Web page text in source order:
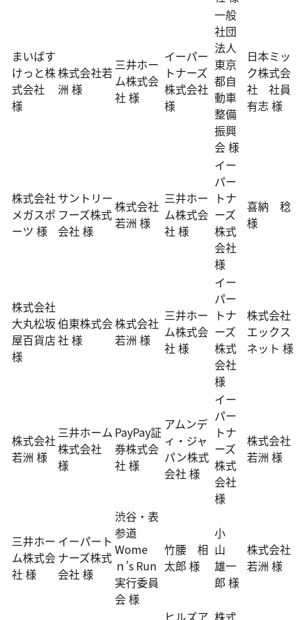
まいばす
けっと株
式会社
様
株式会社若
洲 様
三井ホー
ム株式会
社 様
イーパー
トナーズ
株式会社
様
一般
社団
法人
東京
都自
動車
整備
振興
会 様
日本ミッ
ク株式会
社 社員
有志 様
株式会社
メガスポ
ーツ 様
サントリー
フーズ株式
会社 様
株式会社
若洲 様
三井ホー
ム株式会
社 様
イー
パー
トナ
ーズ
株式
会社
様
喜納 稔
様
株式会社
大丸松坂
屋百貨店
様
伯東株式会
社 様
株式会社
若洲 様
三井ホー
ム株式会
社 様
イー
パー
トナ
ーズ
株式
会社
様
株式会社
エックス
ネット 様
株式会社
若洲 様
三井ホーム
株式会社
様
PayPay証
券株式会
社 様
アムンデ
ィ・ジャ
パン株式
会社 様
イー
パー
トナ
ーズ
株式
会社
様
株式会社
若洲 様
三井ホー
ム株式会
社 様
イーパート
ナーズ株式
会社 様
渋谷・表
参道
Wome
ｎ’s Run
実行委員
会 様
竹腰 相
太郎 様
小
山
雄一
郎 様
株式会社
若洲 様
ヒルズア 株式